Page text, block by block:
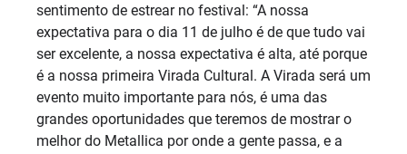
sentimento de estrear no festival: “A nossa
expectativa para o dia 11 de julho é de que tudo vai
ser excelente, a nossa expectativa é alta, até porque
é a nossa primeira Virada Cultural. A Virada será um
evento muito importante para nós, é uma das
grandes oportunidades que teremos de mostrar o
melhor do Metallica por onde a gente passa, e a